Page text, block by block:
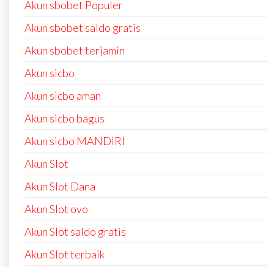
Akun sbobet Populer
Akun sbobet saldo gratis
Akun sbobet terjamin
Akun sicbo
Akun sicbo aman
Akun sicbo bagus
Akun sicbo MANDIRI
Akun Slot
Akun Slot Dana
Akun Slot ovo
Akun Slot saldo gratis
Akun Slot terbaik